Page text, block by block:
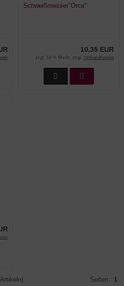
Schweißmesser"Orca"
10,35 EUR
zzgl. 19 % MwSt. zzgl. Versandkosten
Artikeln) Seiten: 1